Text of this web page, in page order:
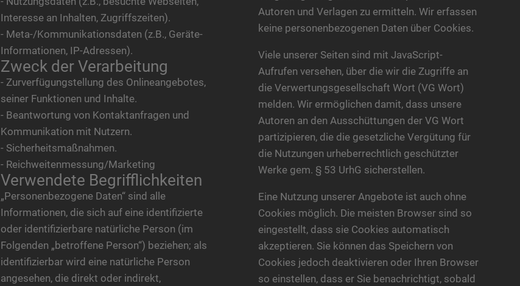
Interesse an Inhalten, Zugriffszeiten).
- Meta-/Kommunikationsdaten (z.B., Geräte-
Informationen, IP-Adressen).
Zweck der Verarbeitung
- Zurverfügungstellung des Onlineangebotes,
seiner Funktionen und Inhalte.
- Beantwortung von Kontaktanfragen und
Kommunikation mit Nutzern.
- Sicherheitsmaßnahmen.
- Reichweitenmessung/Marketing
Verwendete Begrifflichkeiten
„Personenbezogene Daten“ sind alle
Informationen, die sich auf eine identifizierte
oder identifizierbare natürliche Person (im
Folgenden „betroffene Person“) beziehen; als
identifizierbar wird eine natürliche Person
angesehen, die direkt oder indirekt,
Autoren und Verlagen zu ermitteln. Wir erfassen
keine personenbezogenen Daten über Cookies.
Viele unserer Seiten sind mit JavaScript-
Aufrufen versehen, über die wir die Zugriffe an
die Verwertungsgesellschaft Wort (VG Wort)
melden. Wir ermöglichen damit, dass unsere
Autoren an den Ausschüttungen der VG Wort
partizipieren, die die gesetzliche Vergütung für
die Nutzungen urheberrechtlich geschützter
Werke gem. § 53 UrhG sicherstellen.
Eine Nutzung unserer Angebote ist auch ohne
Cookies möglich. Die meisten Browser sind so
eingestellt, dass sie Cookies automatisch
akzeptieren. Sie können das Speichern von
Cookies jedoch deaktivieren oder Ihren Browser
so einstellen, dass er Sie benachrichtigt, sobald